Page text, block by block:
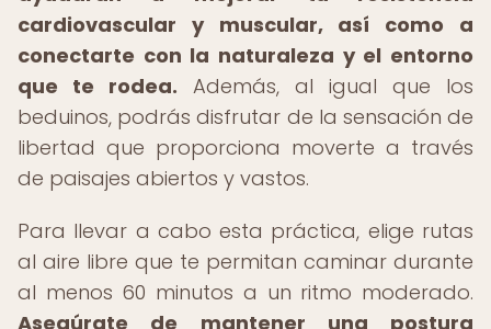
cardiovascular y muscular, así como a
conectarte con la naturaleza y el entorno
que te rodea. Además, al igual que los
beduinos, podrás disfrutar de la sensación de
libertad que proporciona moverte a través
de paisajes abiertos y vastos.
Para llevar a cabo esta práctica, elige rutas
al aire libre que te permitan caminar durante
al menos 60 minutos a un ritmo moderado.
Asegúrate de mantener una postura